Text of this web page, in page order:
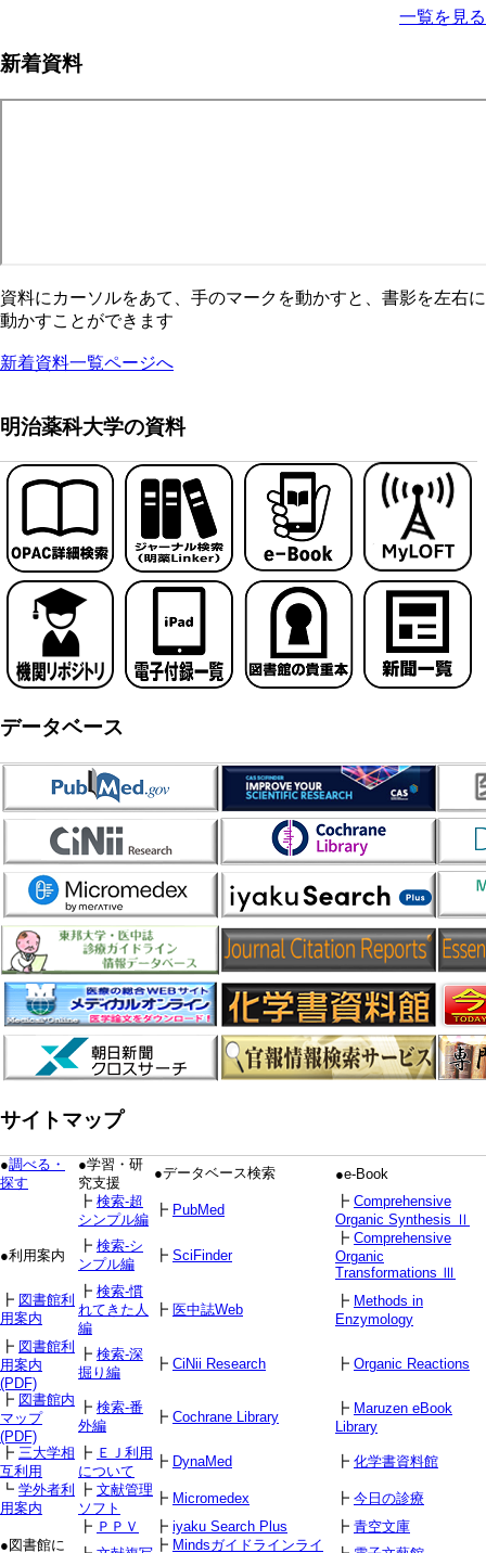
り
一覧を見る
新着資料
資料にカーソルをあて、手のマークを動かすと、書影を左右に
動かすことができます
新着資料一覧ページへ
明治薬科大学の資料
データベース
サイトマップ
●調べる・
探す
●学習・研
究支援
●データベース検索
●e-Book
┣ 検索-超
シンプル編
┣ PubMed
┣ Comprehensive
Organic Synthesis Ⅱ
●利用案内
┣ 検索-シ
ンプル編
┣ SciFinder
┣ Comprehensive
Organic
Transformations Ⅲ
┣ 図書館利
用案内
┣ 検索-慣
れてきた人
編
┣ 医中誌Web
┣ Methods in
Enzymology
┣ 図書館利
用案内
(PDF)
┣ 検索-深
掘り編
┣ CiNii Research ┣ Organic Reactions
┣ 図書館内
マップ
(PDF)
┣ 検索-番
外編
┣ Cochrane Library
┣ Maruzen eBook
Library
┣ 三大学相
互利用
┣ ＥＪ利用
について
┣ DynaMed ┣ 化学書資料館
┗ 学外者利
用案内
┣ 文献管理
ソフト
┣ Micromedex ┣ 今日の診療
┣ ＰＰＶ ┣ iyaku Search Plus ┣ 青空文庫
●図書館に
┣ Mindsガイドラインライ